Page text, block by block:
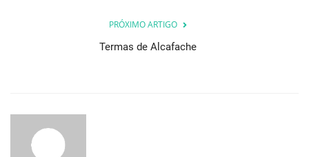
PRÓXIMO ARTIGO
Termas de Alcafache